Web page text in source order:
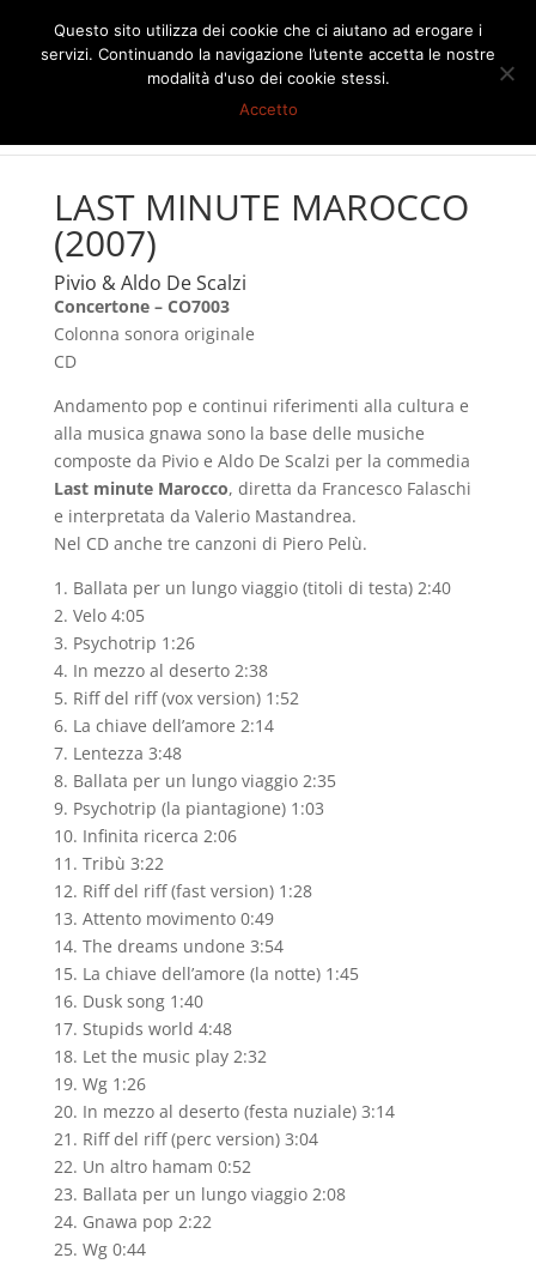
LAST MINUTE MAROCCO
(2007)
Pivio & Aldo De Scalzi
Concertone – CO7003
Colonna sonora originale
CD
Andamento pop e continui riferimenti alla cultura e
alla musica gnawa sono la base delle musiche
composte da Pivio e Aldo De Scalzi per la commedia
Last minute Marocco, diretta da Francesco Falaschi
e interpretata da Valerio Mastandrea.
Nel CD anche tre canzoni di Piero Pelù.
1. Ballata per un lungo viaggio (titoli di testa) 2:40
2. Velo 4:05
3. Psychotrip 1:26
4. In mezzo al deserto 2:38
5. Riff del riff (vox version) 1:52
6. La chiave dell’amore 2:14
7. Lentezza 3:48
8. Ballata per un lungo viaggio 2:35
9. Psychotrip (la piantagione) 1:03
10. Infinita ricerca 2:06
11. Tribù 3:22
12. Riff del riff (fast version) 1:28
13. Attento movimento 0:49
14. The dreams undone 3:54
15. La chiave dell’amore (la notte) 1:45
16. Dusk song 1:40
17. Stupids world 4:48
18. Let the music play 2:32
19. Wg 1:26
20. In mezzo al deserto (festa nuziale) 3:14
21. Riff del riff (perc version) 3:04
22. Un altro hamam 0:52
23. Ballata per un lungo viaggio 2:08
24. Gnawa pop 2:22
25. Wg 0:44
Questo sito utilizza dei cookie che ci aiutano ad erogare i
servizi. Continuando la navigazione l’utente accetta le nostre
modalità d'uso dei cookie stessi.
Accetto